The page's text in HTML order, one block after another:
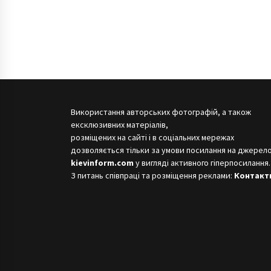
Використання авторських фотографій, а також
ексклюзивних матеріалів,
розміщених на сайті і в соціальних мережах
дозволяється тільки за умови посилання на
kievinform.com у вигляді активного гіперпосилання.
З питань співпраці та розміщення реклами: